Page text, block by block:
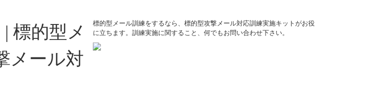
標的型メール訓練をするなら、標的型攻撃メール対応訓練実施キットがお役
に立ちます。訓練実施に関すること、何でもお問い合わせ下さい。